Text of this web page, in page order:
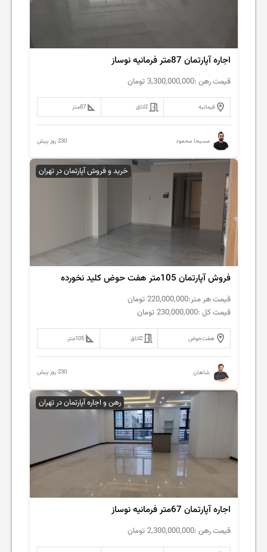
اجاره آپارتمان 87متر فرمانیه نوساز
قیمت رهن :3,300,000,000 تومان
فرمانیه 2اتاق 87متر
مسیحا محمود 230 روز پیش
خرید و فروش آپارتمان در تهران
فروش آپارتمان 105متر هفت حوض کلید نخورده
قیمت هر متر:220,000,000 تومان
قیمت کل :230,000,000 تومان
هفت‌حوض 2اتاق 105متر
شاهان 230 روز پیش
رهن و اجاره آپارتمان در تهران
اجاره آپارتمان 67متر فرمانیه نوساز
قیمت رهن :2,300,000,000 تومان